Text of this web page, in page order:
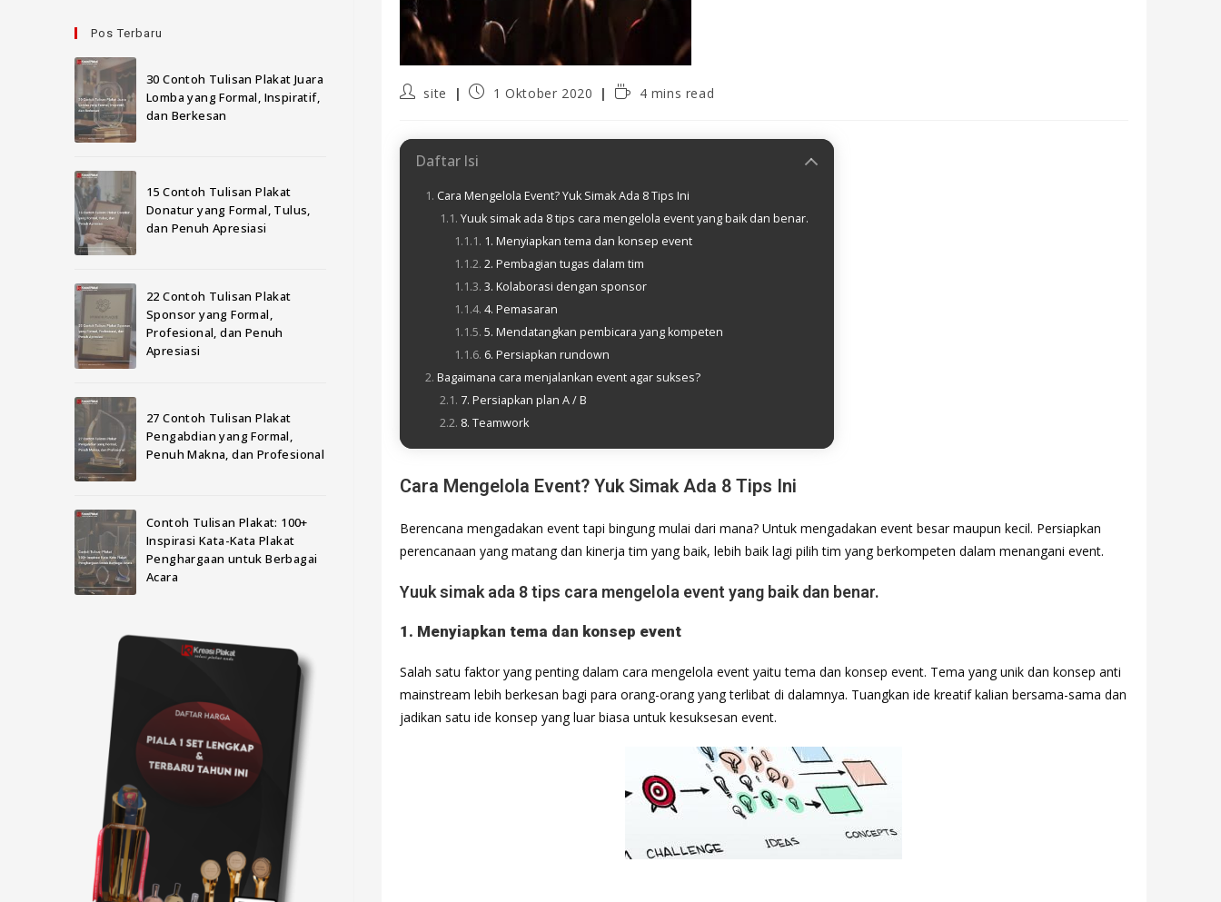
site 1 Oktober 2020 4 mins read
Daftar Isi
Cara Mengelola Event? Yuk Simak Ada 8 Tips Ini
Yuuk simak ada 8 tips cara mengelola event yang baik dan benar.
1. Menyiapkan tema dan konsep event
2. Pembagian tugas dalam tim
3. Kolaborasi dengan sponsor
4. Pemasaran
5. Mendatangkan pembicara yang kompeten
6. Persiapkan rundown
Bagaimana cara menjalankan event agar sukses?
7. Persiapkan plan A / B
8. Teamwork
Cara Mengelola Event? Yuk Simak Ada 8 Tips Ini
Berencana mengadakan event tapi bingung mulai dari mana? Untuk mengadakan event besar maupun kecil. Persiapkan
perencanaan yang matang dan kinerja tim yang baik, lebih baik lagi pilih tim yang berkompeten dalam menangani event.
Yuuk simak ada 8 tips cara mengelola event yang baik dan benar.
1. Menyiapkan tema dan konsep event
Salah satu faktor yang penting dalam cara mengelola event yaitu tema dan konsep event. Tema yang unik dan konsep anti
mainstream lebih berkesan bagi para orang-orang yang terlibat di dalamnya. Tuangkan ide kreatif kalian bersama-sama dan
jadikan satu ide konsep yang luar biasa untuk kesuksesan event.
Pos Terbaru
30 Contoh Tulisan Plakat Juara
Lomba yang Formal, Inspiratif,
dan Berkesan
15 Contoh Tulisan Plakat
Donatur yang Formal, Tulus,
dan Penuh Apresiasi
22 Contoh Tulisan Plakat
Sponsor yang Formal,
Profesional, dan Penuh
Apresiasi
27 Contoh Tulisan Plakat
Pengabdian yang Formal,
Penuh Makna, dan Profesional
Contoh Tulisan Plakat: 100+
Inspirasi Kata-Kata Plakat
Penghargaan untuk Berbagai
Acara